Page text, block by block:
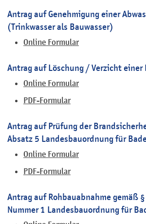
Antrag auf Genehmigung einer
(Trinkwasser als Bauwasser)
Online Formular
Antrag auf Löschung / Verzicht einer
Online Formular
PDF-Formular
Antrag auf Prüfung der
Absatz 5 Landesbauordnung für
Online Formular
PDF-Formular
Antrag auf Rohbauabnahme gemäß
Nummer 1 Landesbauordnung für